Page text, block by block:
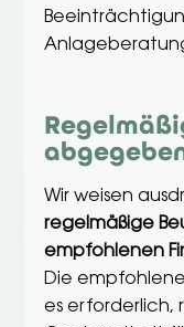
Wir weisen
regelmäßige
empfohlenen
Die
es erforderlich,